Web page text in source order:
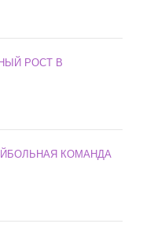
РОСТ В
КОМАНДА